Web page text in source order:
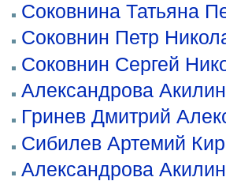
Соковнина Татьяна
Соковнин Петр
Соковнин Сергей
Александрова
Гринев Дмитрий
Сибилев Артемий
Александрова